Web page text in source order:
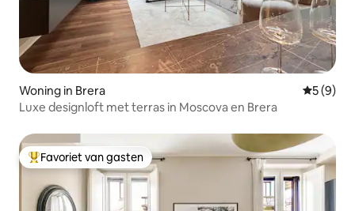
Woning in Brera
5 (9)
Luxe designloft met terras in Moscova en Brera
Topfavoriet van gasten
Favoriet van gasten